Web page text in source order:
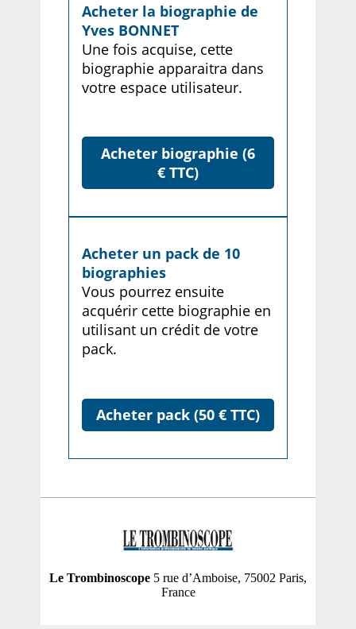
Acheter la biographie de
Yves BONNET
Une fois acquise, cette
biographie apparaitra dans
votre espace utilisateur.
Acheter biographie (6
€ TTC)
Acheter un pack de 10
biographies
Vous pourrez ensuite
acquérir cette biographie en
utilisant un crédit de votre
pack.
Acheter pack (50 € TTC)
Le Trombinoscope 5 rue d’Amboise, 75002 Paris,
France